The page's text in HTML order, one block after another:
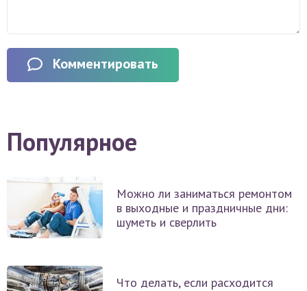
Комментировать
Популярное
Можно ли заниматься ремонтом
в выходные и праздничные дни:
шуметь и сверлить
Что делать, если расходится